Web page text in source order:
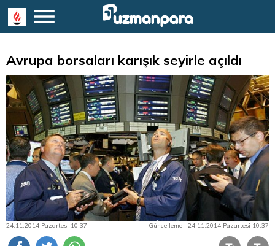
Avrupa borsaları karışık seyirle açıldı
24.11.2014 Pazartesi 10:37 Güncelleme : 24.11.2014 Pazartesi 10:37